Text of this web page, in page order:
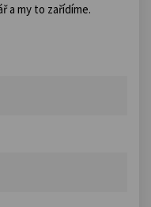
a my to zařídíme.